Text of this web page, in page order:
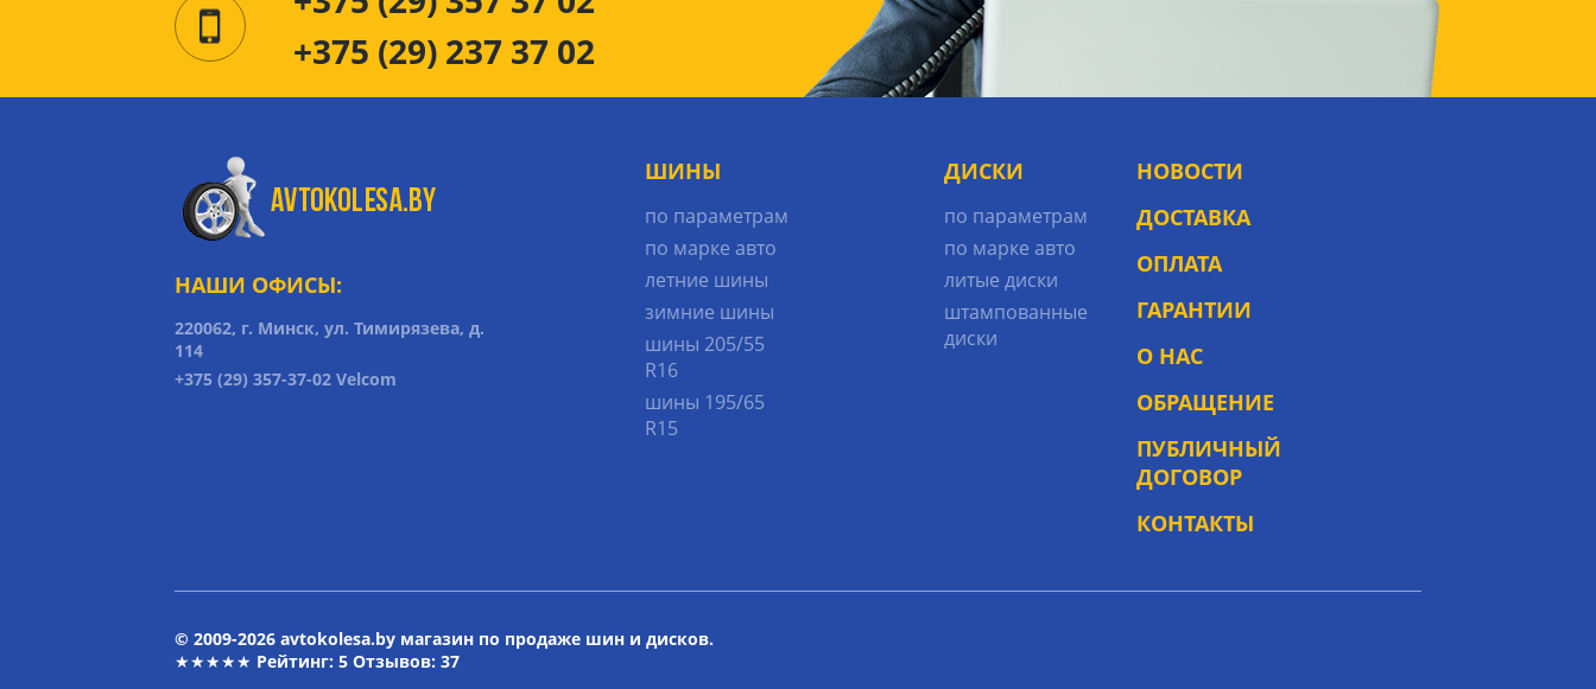
+375 (29) 237 37 02
НАШИ ОФИСЫ:
220062, г. Минск, ул. Тимирязева, д.
114
+375 (29) 357-37-02 Velcom
ШИНЫ
по параметрам
по марке авто
летние шины
зимние шины
шины 205/55
R16
шины 195/65
R15
ДИСКИ
по параметрам
по марке авто
литые диски
штампованные
диски
НОВОСТИ
ДОСТАВКА
ОПЛАТА
ГАРАНТИИ
О НАС
ОБРАЩЕНИЕ
ПУБЛИЧНЫЙ
ДОГОВОР
КОНТАКТЫ
© 2009-2026 avtokolesa.by магазин по продаже шин и дисков.
★★★★★ Рейтинг: 5 Отзывов: 37